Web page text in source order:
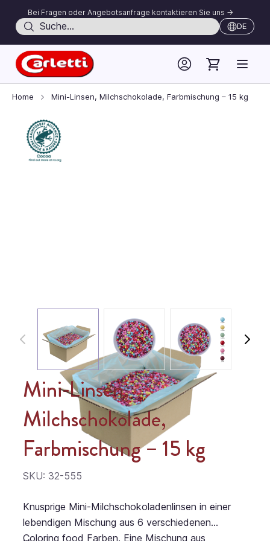
Bei Fragen oder Angebotsanfrage kontaktieren Sie uns ->
Suche DE
Home Mini-Linsen, Milchschokolade, Farbmischung – 15 kg
Mini-Linsen,
Milchschokolade,
Farbmischung – 15 kg
SKU: 32-555
Knusprige Mini-Milchschokoladenlinsen in einer
lebendigen Mischung aus 6 verschiedenen
Coloring food Farben. Eine Mischung aus
...